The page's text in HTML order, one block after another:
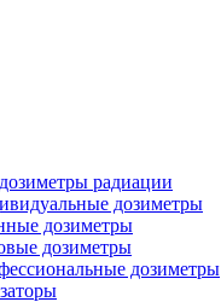
радиации
дозиметры
дозиметры
дозиметры
дозиметры